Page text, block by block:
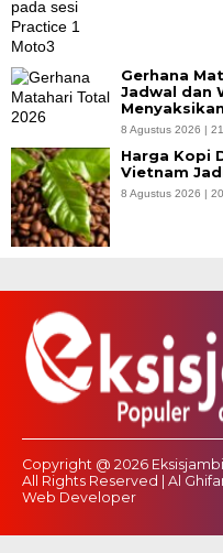
Gerhana
Jadwal dan
8 Agustus 2026 |
Harga Kopi
Vietnam
8 Agustus 2026 |
Copyright @ 2026
All Rights Reserved | Al
Web Developer